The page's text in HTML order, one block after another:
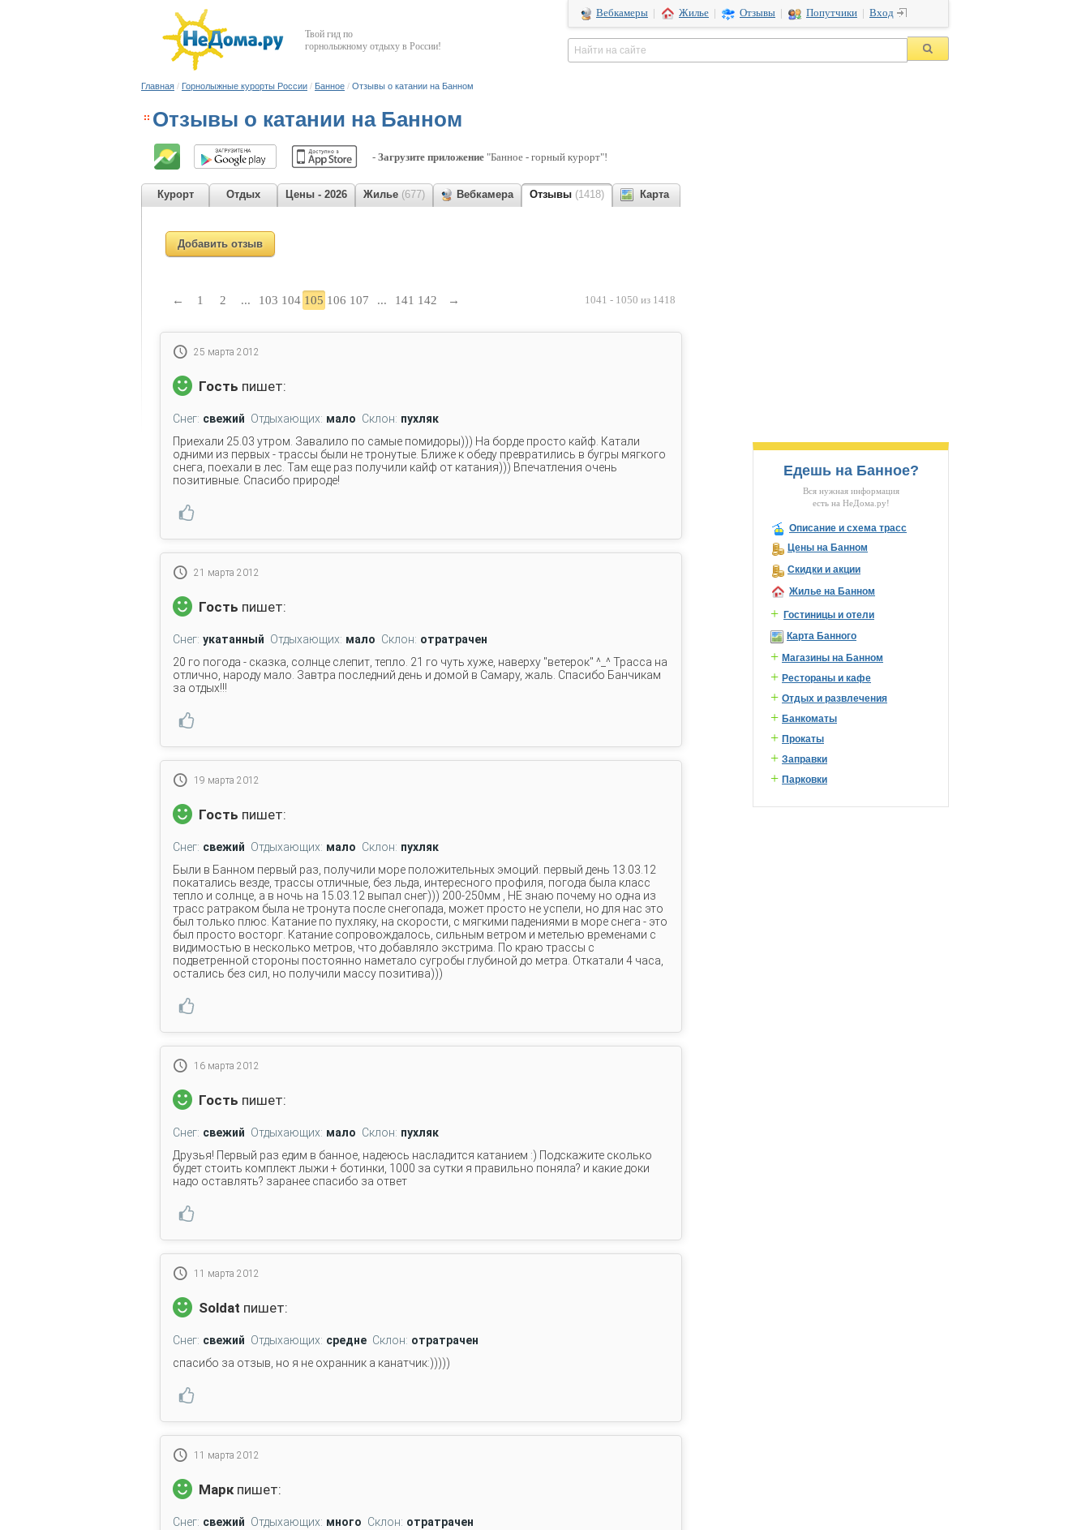
Твой гид по
горнолыжному отдыху в России!
Вебкамеры Жилье Отзывы Попутчики Вход
Главная / Горнолыжные курорты России / Банное / Отзывы о катании на Банном
Отзывы о катании на Банном
- Загрузите приложение "Банное - горный курорт"!
Курорт Отдых Цены - 2026 Жилье (677) Вебкамера Отзывы (1418) Карта
Добавить отзыв
1041 - 1050 из 1418
← 1 2 ... 103 104 105 106 107 ... 141 142 →
25 марта 2012
Гость пишет:
Снег: свежий Отдыхающих: мало Склон: пухляк
Приехали 25.03 утром. Завалило по самые помидоры))) На борде просто кайф. Катали
одними из первых - трассы были не тронутые. Ближе к обеду превратились в бугры мягкого
снега, поехали в лес. Там еще раз получили кайф от катания))) Впечатления очень
позитивные. Спасибо природе!
21 марта 2012
Гость пишет:
Снег: укатанный Отдыхающих: мало Склон: отратрачен
20 го погода - сказка, солнце слепит, тепло. 21 го чуть хуже, наверху "ветерок" ^_^ Трасса на
отлично, народу мало. Завтра последний день и домой в Самару, жаль. Спасибо Банчикам
за отдых!!!
19 марта 2012
Гость пишет:
Снег: свежий Отдыхающих: мало Склон: пухляк
Были в Банном первый раз, получили море положительных эмоций. первый день 13.03.12
покатались везде, трассы отличные, без льда, интересного профиля, погода была класс
тепло и солнце, а в ночь на 15.03.12 выпал снег))) 200-250мм , НЕ знаю почему но одна из
трасс ратраком была не тронута после снегопада, может просто не успели, но для нас это
был только плюс. Катание по пухляку, на скорости, с мягкими падениями в море снега - это
был просто восторг. Катание сопровождалось, сильным ветром и метелью временами с
видимостью в несколько метров, что добавляло экстрима. По краю трассы с
подветренной стороны постоянно наметало сугробы глубиной до метра. Откатали 4 часа,
остались без сил, но получили массу позитива)))
16 марта 2012
Гость пишет:
Снег: свежий Отдыхающих: мало Склон: пухляк
Друзья! Первый раз едим в банное, надеюсь насладится катанием :) Подскажите сколько
будет стоить комплект лыжи + ботинки, 1000 за сутки я правильно поняла? и какие доки
надо оставлять? заранее спасибо за ответ
11 марта 2012
Soldat пишет:
Снег: свежий Отдыхающих: средне Склон: отратрачен
спасибо за отзыв, но я не охранник а канатчик:)))))
11 марта 2012
Маркпишет:
Снег: свежий Отдыхающих: много Склон: отратрачен
Едешь на Банное?
Вся нужная информация
есть на НеДома.ру!
Описание и схема трасс
Цены на Банном
Скидки и акции
Жилье на Банном
+ Гостиницы и отели
Карта Банного
+ Магазины на Банном
+ Рестораны и кафе
+ Отдых и развлечения
+ Банкоматы
+ Прокаты
+ Заправки
+ Парковки